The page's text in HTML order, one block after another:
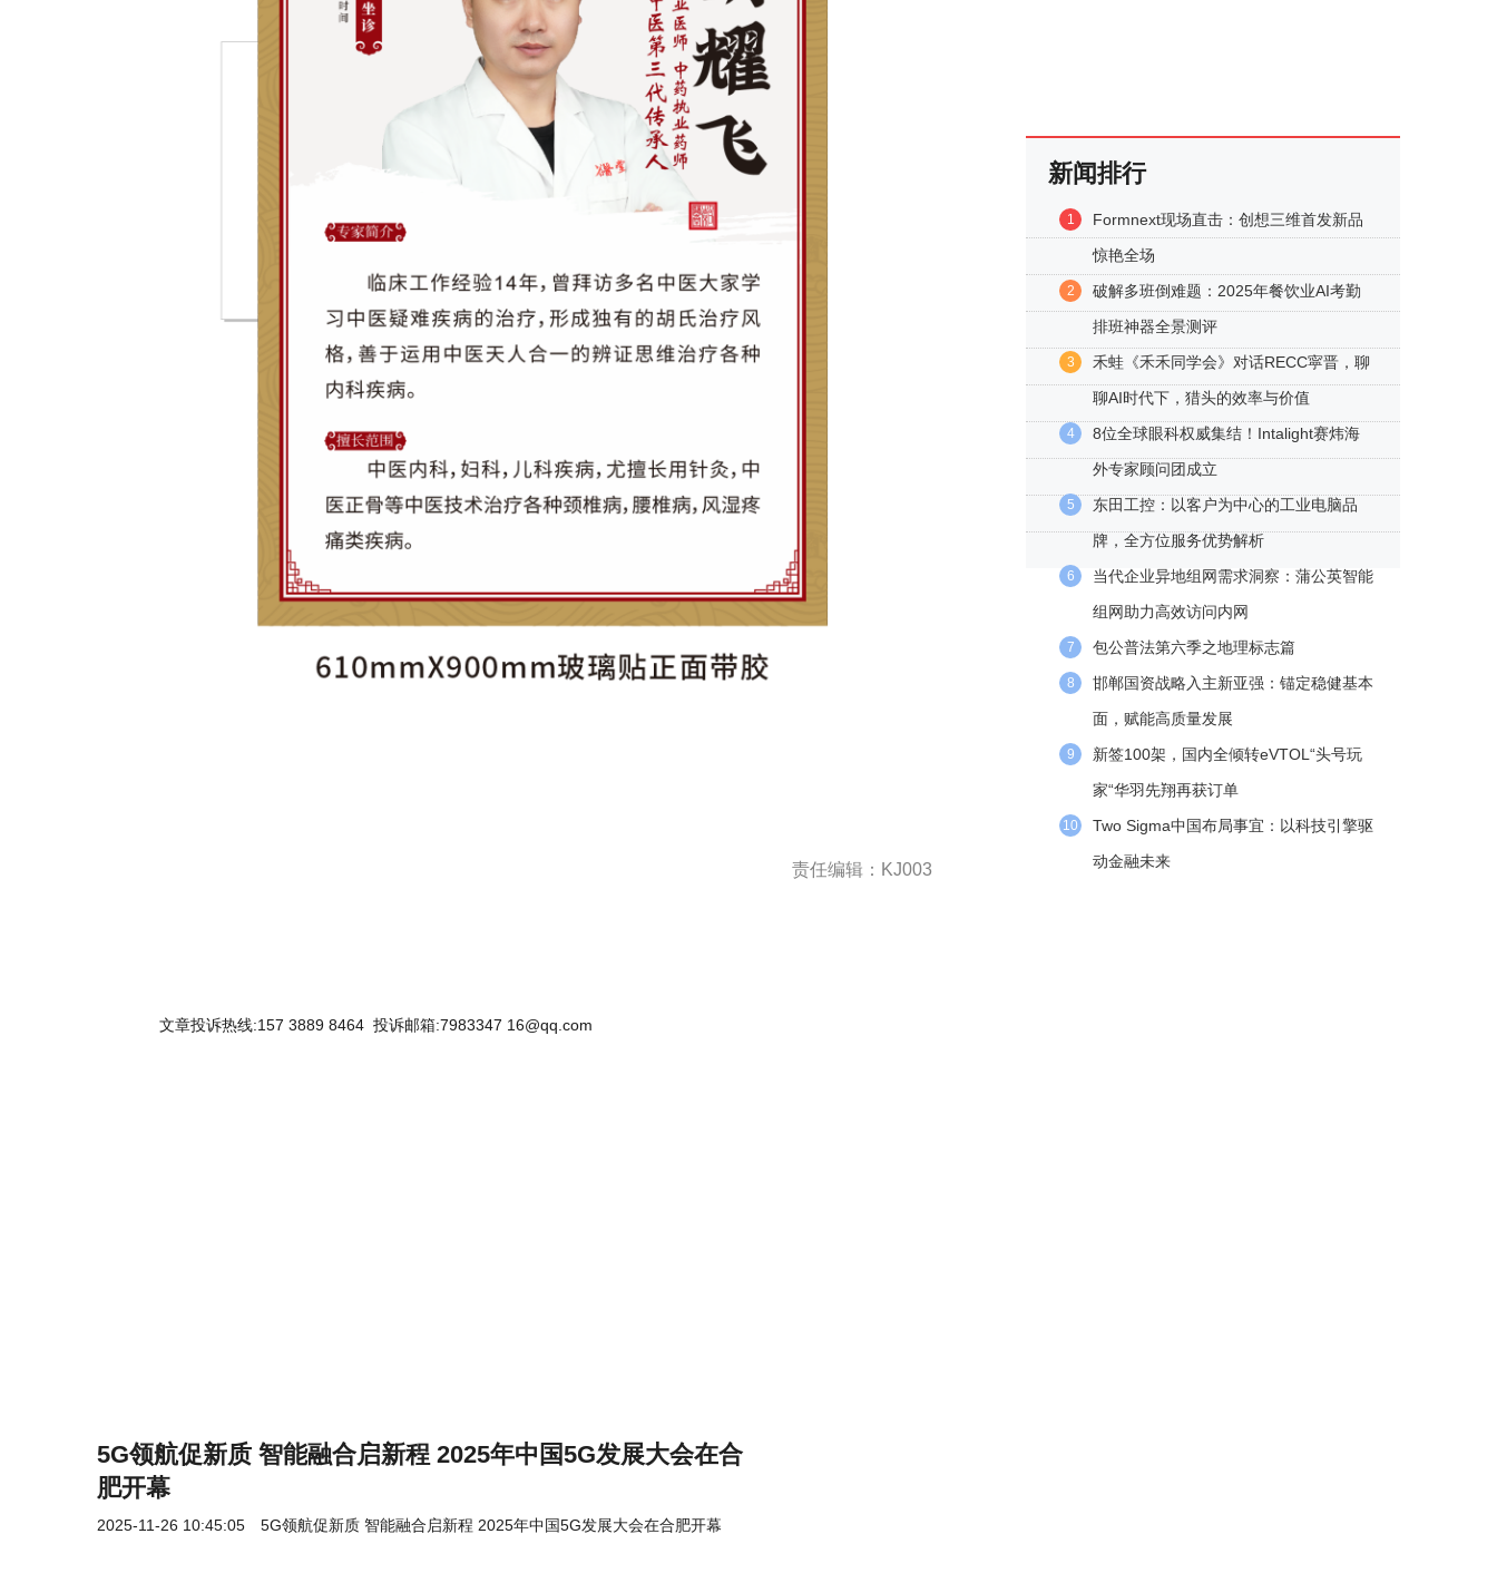
责任编辑：KJ003
文章投诉热线:157 3889 8464 投诉邮箱:7983347 16@qq.com
5G领航促新质 智能融合启新程 2025年中国5G发展大会在合
肥开幕
2025-11-26 10:45:05 5G领航促新质 智能融合启新程 2025年中国5G发展大会在合肥开幕
新闻排行
1
Formnext现场直击：创想三维首发新品
惊艳全场
2
破解多班倒难题：2025年餐饮业AI考勤
排班神器全景测评
3
禾蛙《禾禾同学会》对话RECC寜晋，聊
聊AI时代下，猎头的效率与价值
4
8位全球眼科权威集结！Intalight赛炜海
外专家顾问团成立
5
东田工控：以客户为中心的工业电脑品
牌，全方位服务优势解析
6
当代企业异地组网需求洞察：蒲公英智能
组网助力高效访问内网
7 包公普法第六季之地理标志篇
8
邯郸国资战略入主新亚强：锚定稳健基本
面，赋能高质量发展
9
新签100架，国内全倾转eVTOL“头号玩
家“华羽先翔再获订单
10
Two Sigma中国布局事宜：以科技引擎驱
动金融未来